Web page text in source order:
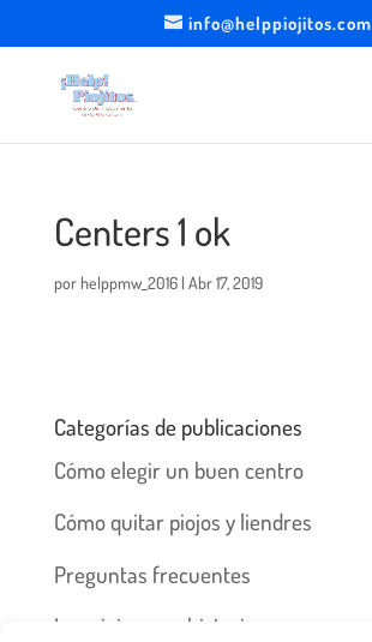
info@helppiojitos.com
Centers 1 ok
porhelppmw_2016| Abr 17, 2019
Categorías de publicaciones
Cómo elegir un buen centro
Cómo quitar piojos y liendres
Preguntas frecuentes
Los piojos y su historia